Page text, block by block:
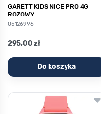
GARETT KIDS NICE PRO 4G
ROZOWY
05126996
295,00 zł
Do koszyka